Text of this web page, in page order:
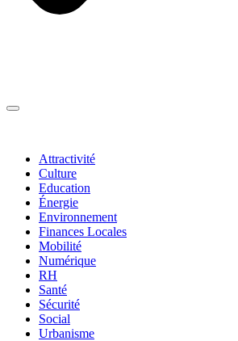
Attractivité
Culture
Education
Énergie
Environnement
Finances Locales
Mobilité
Numérique
RH
Santé
Sécurité
Social
Urbanisme